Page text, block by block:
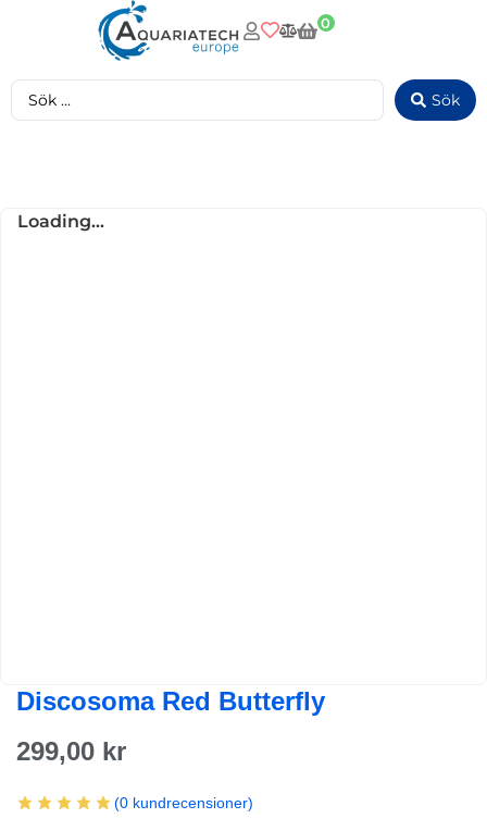
0
Sök
Loading...
Discosoma Red Butterfly
299,00 kr
(0 kundrecensioner)